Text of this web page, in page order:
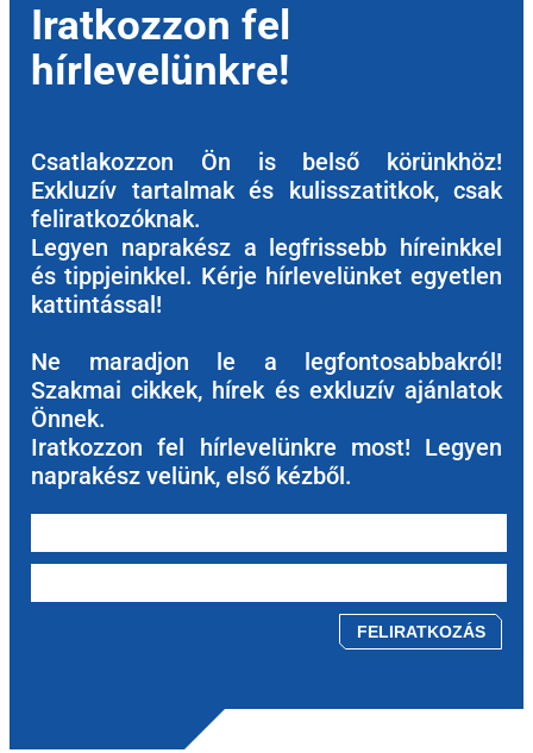
Iratkozzon fel
hírlevelünkre!
Csatlakozzon Ön is belső körünkhöz!
Exkluzív tartalmak és kulisszatitkok, csak
feliratkozóknak.
Legyen naprakész a legfrissebb híreinkkel
és tippjeinkkel. Kérje hírlevelünket egyetlen
kattintással!
Ne maradjon le a legfontosabbakról!
Szakmai cikkek, hírek és exkluzív ajánlatok
Önnek.
Iratkozzon fel hírlevelünkre most! Legyen
naprakész velünk, első kézből.